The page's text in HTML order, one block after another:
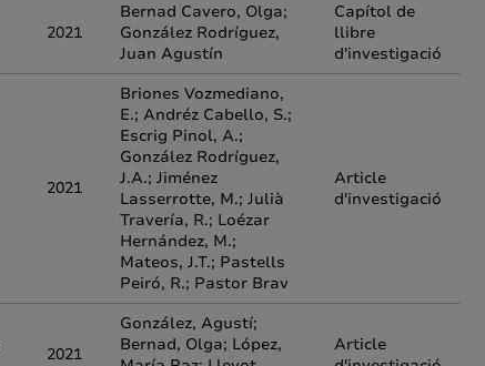
2021
Bernad Cavero, Olga;
González Rodríguez,
Juan Agustín
Capítol de
llibre
d'investigació
2021
Briones Vozmediano,
E.; Andréz Cabello, S.;
Escrig Pinol, A.;
González Rodríguez,
J.A.; Jiménez
Lasserrotte, M.; Julià
Travería, R.; Loézar
Hernández, M.;
Mateos, J.T.; Pastells
Peiró, R.; Pastor Brav
Article
d'investigació
2021
González, Agustí;
Bernad, Olga; López,
Article